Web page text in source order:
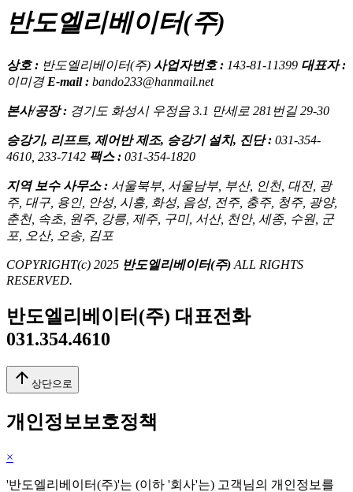
반도엘리베이터(주)
상호 : 반도엘리베이터(주) 사업자번호 : 143-81-11399 대표자 :
이미경 E-mail : bando233@hanmail.net
본사/공장 : 경기도 화성시 우정읍 3.1 만세로 281번길 29-30
승강기, 리프트, 제어반 제조, 승강기 설치, 진단 : 031-354-
4610, 233-7142 팩스 : 031-354-1820
지역 보수 사무소 : 서울북부, 서울남부, 부산, 인천, 대전, 광
주, 대구, 용인, 안성, 시흥, 화성, 음성, 전주, 충주, 청주, 광양,
춘천, 속초, 원주, 강릉, 제주, 구미, 서산, 천안, 세종, 수원, 군
포, 오산, 오송, 김포
COPYRIGHT(c) 2025 반도엘리베이터(주) ALL RIGHTS
RESERVED.
반도엘리베이터(주) 대표전화
031.354.4610
arrow_upward 상단으로
개인정보보호정책
×
'반도엘리베이터(주)'는 (이하 '회사'는) 고객님의 개인정보를